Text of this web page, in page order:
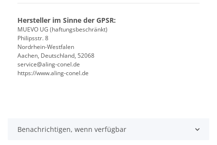
Hersteller im Sinne der GPSR:
MUEVO UG (haftungsbeschränkt)
Philipsstr. 8
Nordrhein-Westfalen
Aachen, Deutschland, 52068
service@aling-conel.de
https://www.aling-conel.de
Benachrichtigen, wenn verfügbar